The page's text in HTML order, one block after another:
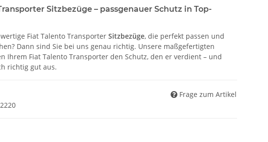
Sitzbezüge – passgenauer Schutz in Top-
Fiat Talento Transporter Sitzbezüge, die perfekt passen und
Dann sind Sie bei uns genau richtig. Unsere maßgefertigten
Ihrem Fiat Talento Transporter den Schutz, den er verdient – und
richtig gut aus.
Frage zum Artikel
2220